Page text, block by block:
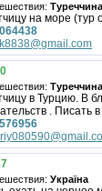
Туреччина
на море (тур
Туреччина
в Турцию. В
. Писать
Україна